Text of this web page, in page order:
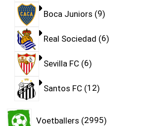
Boca Juniors 9
Real Sociedad 6
Sevilla FC 6
Santos FC 12
Voetballers 2995